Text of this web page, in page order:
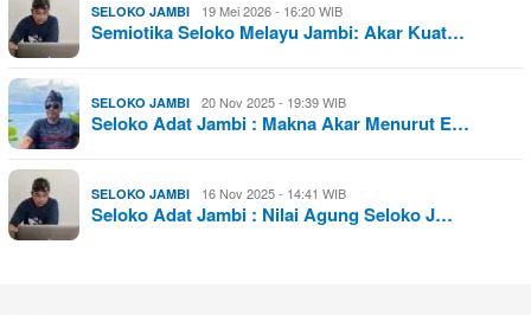
SELOKO JAMBI 19 Mei 2026 - 16:20 WIB
Semiotika Seloko Melayu Jambi: Akar Kuat…
SELOKO JAMBI 20 Nov 2025 - 19:39 WIB
Seloko Adat Jambi : Makna Akar Menurut E…
SELOKO JAMBI 16 Nov 2025 - 14:41 WIB
Seloko Adat Jambi : Nilai Agung Seloko J…